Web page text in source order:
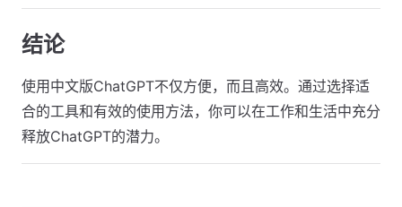
结论
使用中文版ChatGPT不仅方便，而且高效。通过选择适
合的工具和有效的使用方法，你可以在工作和生活中充分
释放ChatGPT的潜力。